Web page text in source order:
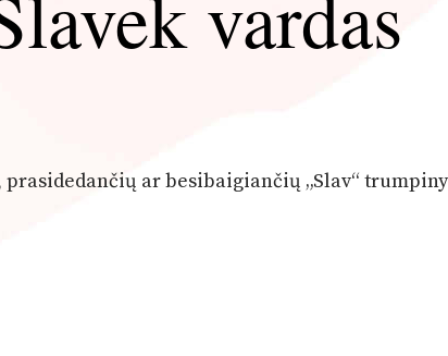
prasidedančių ar besibaigiančių „Slav“